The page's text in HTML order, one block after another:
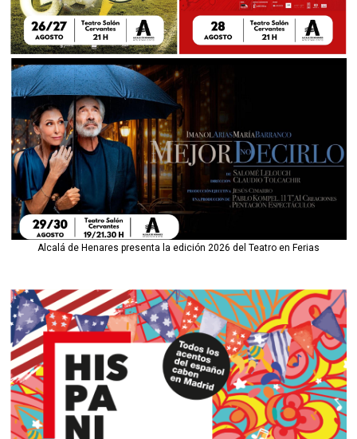
Alcalá de Henares presenta la edición 2026 del Teatro en Ferias